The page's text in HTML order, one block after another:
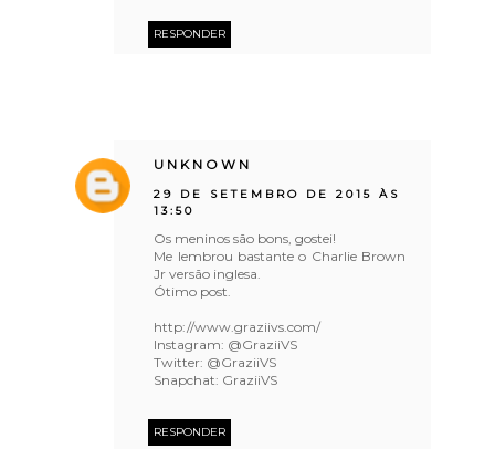
RESPONDER
UNKNOWN
29 DE SETEMBRO DE 2015 ÀS
13:50
Os meninos são bons, gostei!
Me lembrou bastante o Charlie Brown
Jr versão inglesa.
Ótimo post.
http://www.graziivs.com/
Instagram: @GraziiVS
Twitter: @GraziiVS
Snapchat: GraziiVS
RESPONDER